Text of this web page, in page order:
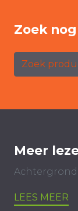
Zoek
Zoek
Meer
Achtergrond
LEES MEER